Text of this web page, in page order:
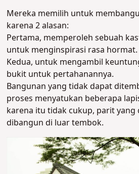
Mereka memilih untuk
karena 2 alasan:
Pertama, memperoleh sebuah
untuk menginspirasi rasa hormat.
Kedua, untuk mengambil
bukit untuk pertahanannya.
Bangunan yang tidak dapat
proses menyatukan beberapa
karena itu tidak cukup, parit
dibangun di luar tembok.